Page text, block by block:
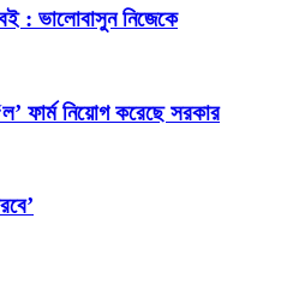
: ভালোবাসুন নিজেকে
ফার্ম নিয়োগ করেছে সরকার